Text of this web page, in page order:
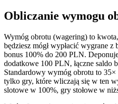
Obliczanie wymogu
Wymóg obrotu (wagering) to
będziesz mógł wypłacić wygrane
bonus 100% do 200 PLN.
dodatkowe 100 PLN, łączne saldo
Standardowy wymóg obrotu to 35×
tylko gry, które wliczają się w ten
slotowe w 100%, gry stołowe w